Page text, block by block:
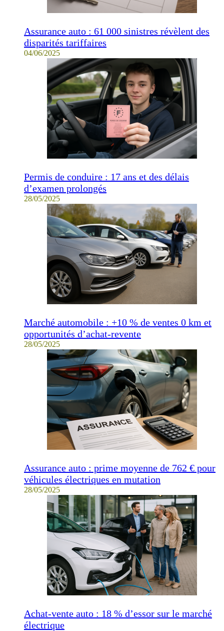
Assurance auto : 61 000 sinistres révèlent des
disparités tariffaires
04/06/2025
Permis de conduire : 17 ans et des délais
d’examen prolongés
28/05/2025
Marché automobile : +10 % de ventes 0 km et
opportunités d’achat-revente
28/05/2025
Assurance auto : prime moyenne de 762 € pour
véhicules électriques en mutation
28/05/2025
Achat-vente auto : 18 % d’essor sur le marché
électrique